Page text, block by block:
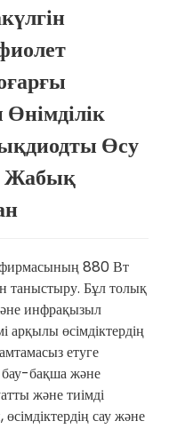
Өсу
Жабық
880 Вт
таныстыру. Бұл толық
инфрақызыл
арқылы өсімдіктердің
етуге
бақша және
және тиімді
сау және